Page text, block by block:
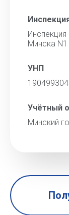
Минска
УНП
190499304
Учётный
Минский